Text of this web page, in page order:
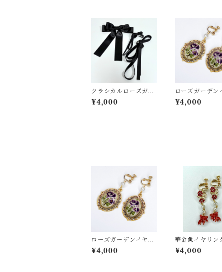
クラシカルローズガー
デンワンピース用編み
上げリボンセット
¥4,000
ローズガーデン
ング/ピアス
¥4,000
ローズガーデンイヤリ
ング/ピアス
¥4,000
華金魚イヤリン
アス
¥4,000